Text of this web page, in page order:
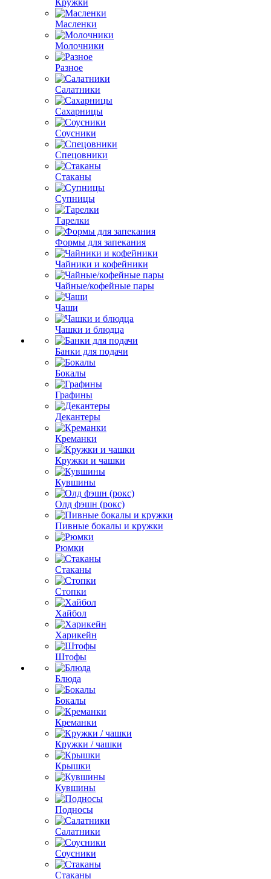
Кружки
Масленки
Молочники
Разное
Салатники
Сахарницы
Соусники
Спецовники
Стаканы
Супницы
Тарелки
Формы для запекания
Чайники и кофейники
Чайные/кофейные пары
Чаши
Чашки и блюдца
Банки для подачи
Бокалы
Графины
Декантеры
Креманки
Кружки и чашки
Кувшины
Олд фэшн (рокс)
Пивные бокалы и кружки
Рюмки
Стаканы
Стопки
Хайбол
Харикейн
Штофы
Блюда
Бокалы
Креманки
Кружки / чашки
Крышки
Кувшины
Подносы
Салатники
Соусники
Стаканы